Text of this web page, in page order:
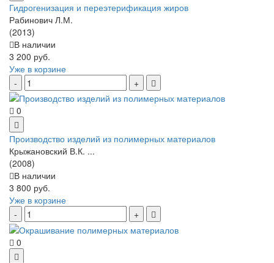
Гидрогенизация и переэтерификация жиров
Рабинович Л.М.
(2013)
В наличии
3 200 руб.
Уже в корзине
0
Производство изделий из полимерных материалов
Крыжановский В.К. ...
(2008)
В наличии
3 800 руб.
Уже в корзине
0